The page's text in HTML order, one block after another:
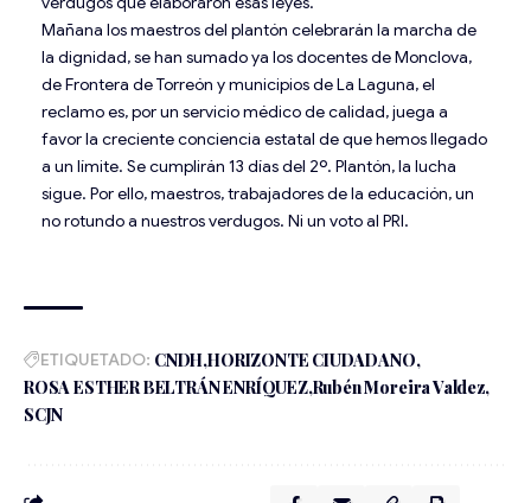
Mañana los maestros del plantón celebrarán la marcha de
la dignidad, se han sumado ya los docentes de Monclova,
de Frontera de Torreón y municipios de La Laguna, el
reclamo es, por un servicio médico de calidad, juega a
favor la creciente conciencia estatal de que hemos llegado
a un límite. Se cumplirán 13 días del 2º. Plantón, la lucha
sigue. Por ello, maestros, trabajadores de la educación, un
no rotundo a nuestros verdugos. Ni un voto al PRI.
ETIQUETADO: CNDH HORIZONTE CIUDADANO
ROSA ESTHER BELTRÁN ENRÍQUEZ Rubén Moreira Valdez
SCJN